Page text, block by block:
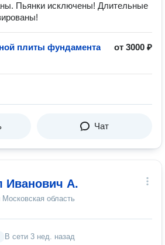
Пьянки исключены! Длительные
плиты фундамента
от 3000 ₽
Чат
Иванович А.
область
В сети 3 нед. назад